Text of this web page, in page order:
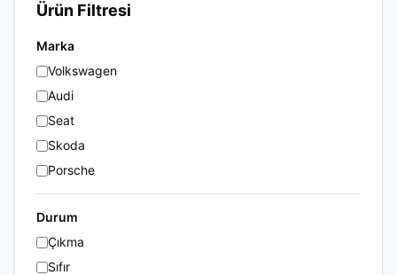
Ürün Filtresi
Marka
Volkswagen
Audi
Seat
Skoda
Porsche
Durum
Çıkma
Sıfır